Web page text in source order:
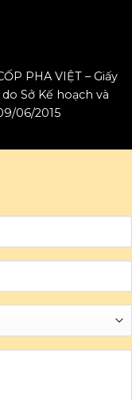
PHA VIỆT – Giấy
Sở Kế hoạch và
06/2015